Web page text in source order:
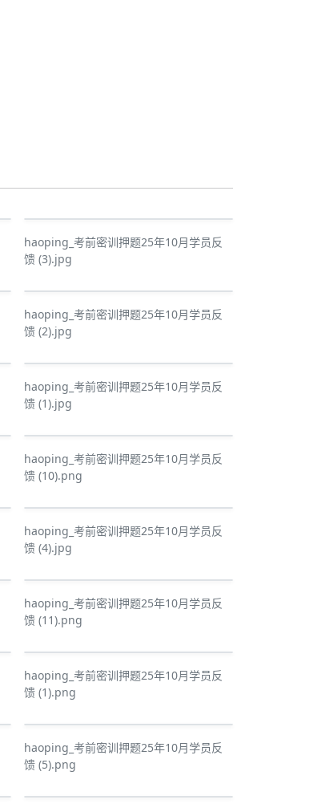
haoping_考前密训押题25年10月学员反
馈 (3).jpg
haoping_考前密训押题25年10月学员反
馈 (2).jpg
haoping_考前密训押题25年10月学员反
馈 (1).jpg
haoping_考前密训押题25年10月学员反
馈 (10).png
haoping_考前密训押题25年10月学员反
馈 (4).jpg
haoping_考前密训押题25年10月学员反
馈 (11).png
haoping_考前密训押题25年10月学员反
馈 (1).png
haoping_考前密训押题25年10月学员反
馈 (5).png